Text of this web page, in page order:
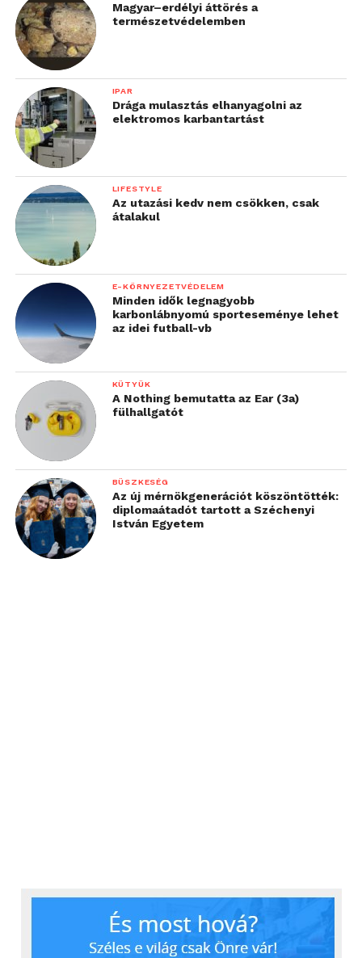
Magyar–erdélyi áttörés a
természetvédelemben
IPAR
Drága mulasztás elhanyagolni az
elektromos karbantartást
LIFESTYLE
Az utazási kedv nem csökken, csak
átalakul
E-KÖRNYEZETVÉDELEM
Minden idők legnagyobb
karbonlábnyomú sporteseménye lehet
az idei futball-vb
KÜTYÜK
A Nothing bemutatta az Ear (3a)
fülhallgatót
BÜSZKESÉG
Az új mérnökgenerációt köszöntötték:
diplomaátadót tartott a Széchenyi
István Egyetem